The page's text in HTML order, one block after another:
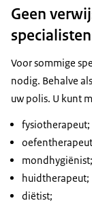
Geen
specialisten
Voor sommige
nodig. Behalve
uw polis. U kunt
fysiotherapeut;
mondhygiënist;
huidtherapeut;
diëtist;